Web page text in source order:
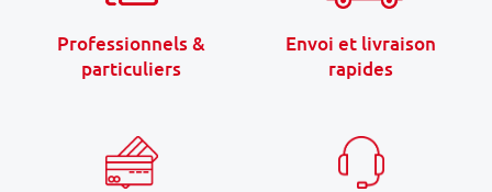
Professionnels &
particuliers
Envoi et livraison
rapides